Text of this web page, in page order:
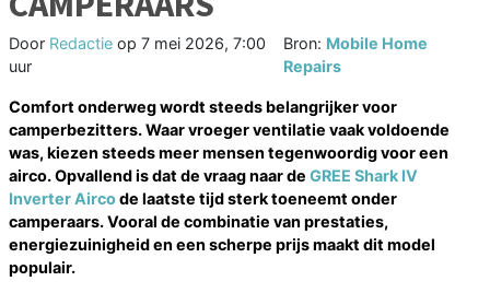
Door Redactie op 7 mei 2026, 7:00
uur
Bron: Mobile Home
Repairs
Comfort onderweg wordt steeds belangrijker voor
camperbezitters. Waar vroeger ventilatie vaak voldoende
was, kiezen steeds meer mensen tegenwoordig voor een
airco. Opvallend is dat de vraag naar de GREE Shark IV
Inverter Aircode laatste tijd sterk toeneemt onder
camperaars. Vooral de combinatie van prestaties,
energiezuinigheid en een scherpe prijs maakt dit model
populair.